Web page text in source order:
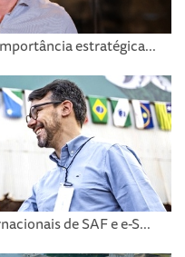
estratégica...
de SAF e e-S...